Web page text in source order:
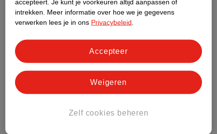
Ook in deze winkel
Kruidvat.nl ophaalpunt
winkel. Zo hoef je niet thuis te blijven voor de Kruidvat
Kruidvat is een gecertificeerd drogist. Dit betekent dat je
winkel én online!
accepteert. Je kunt je voorkeuren altijd aanpassen of
intrekken.
Meer informatie over hoe we je gegevens
verwerken lees je in ons Privacybeleid
Zelf cookies beheren
Weigeren
Accepteer